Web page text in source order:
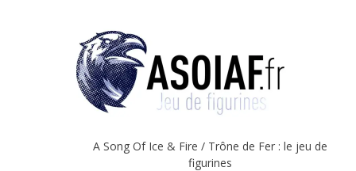
A Song Of Ice & Fire / Trône de Fer : le jeu de
figurines